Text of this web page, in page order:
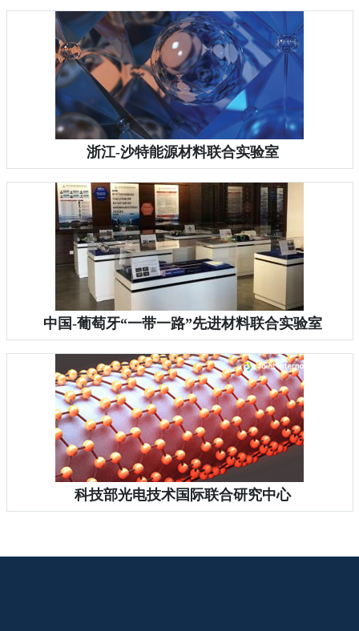
浙江-沙特能源材料联合实验室
中国-葡萄牙“一带一路”先进材料联合实验室
科技部光电技术国际联合研究中心